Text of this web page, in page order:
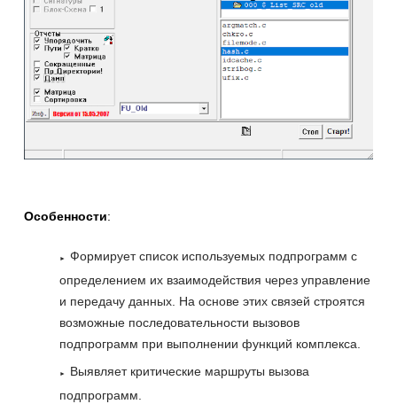
Особенности:
Формирует список используемых подпрограмм с
определением их взаимодействия через управление
и передачу данных. На основе этих связей строятся
возможные последовательности вызовов
подпрограмм при выполнении функций комплекса.
Выявляет критические маршруты вызова
подпрограмм.